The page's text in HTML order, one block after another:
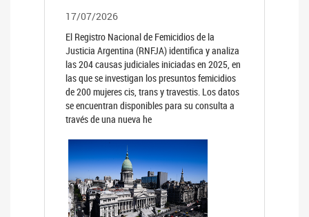
17/07/2026
El Registro Nacional de Femicidios de la
Justicia Argentina (RNFJA) identifica y analiza
las 204 causas judiciales iniciadas en 2025, en
las que se investigan los presuntos femicidios
de 200 mujeres cis, trans y travestis. Los datos
se encuentran disponibles para su consulta a
través de una nueva he